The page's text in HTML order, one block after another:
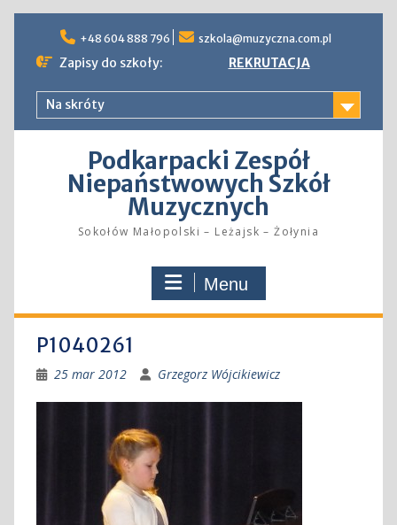
content
+48 604 888 796 szkola@muzyczna.com.pl
Zapisy do szkoły: REKRUTACJA
Na skróty
Podkarpacki Zespół
Niepaństwowych Szkół
Muzycznych
Sokołów Małopolski – Leżajsk – Żołynia
Menu
P1040261
25 mar 2012 Grzegorz Wójcikiewicz